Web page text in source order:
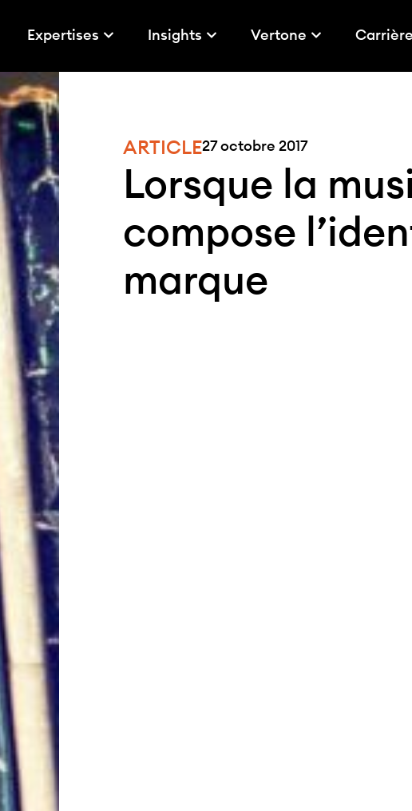
Expertises Insights Vertone
ARTICLE27 octobre 2017
Lorsque la
compose
marque